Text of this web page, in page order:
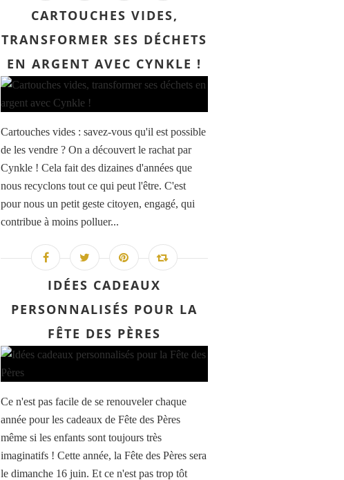
CARTOUCHES VIDES,
TRANSFORMER SES DÉCHETS
EN ARGENT AVEC CYNKLE !
Cartouches vides : savez-vous qu'il est possible
de les vendre ? On a découvert le rachat par
Cynkle ! Cela fait des dizaines d'années que
nous recyclons tout ce qui peut l'être. C'est
pour nous un petit geste citoyen, engagé, qui
contribue à moins polluer...
IDÉES CADEAUX
PERSONNALISÉS POUR LA
FÊTE DES PÈRES
Ce n'est pas facile de se renouveler chaque
année pour les cadeaux de Fête des Pères
même si les enfants sont toujours très
imaginatifs ! Cette année, la Fête des Pères sera
le dimanche 16 juin. Et ce n'est pas trop tôt